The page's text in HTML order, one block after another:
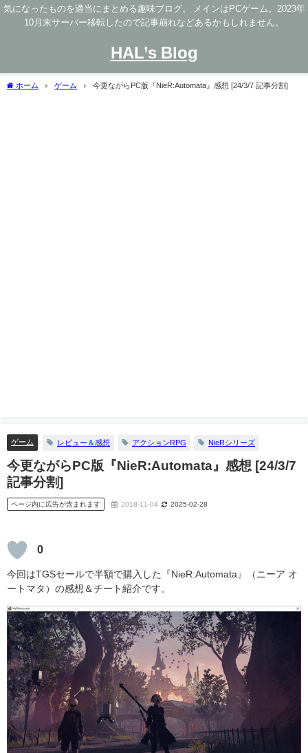
気になったものを適当にまとめる趣味ブログ。 メインはPCゲーム。2023年
10月末サーバー移転したので記事崩れなどあるかもしれません。
HAL’s Blog
ホーム ゲーム 今更ながらPC版『NieR:Automata』感想 [24/3/7 記事分割]
ゲーム レビュー＆感想 アクションRPG NieRシリーズ
今更ながらPC版『NieR:Automata』感想 [24/3/7
記事分割]
ページ内に広告が含まれます 2018-11-04 2025-02-28
0
今回はTGSセールで半額で購入した『NieR:Automata』（ニーア オ
ートマタ）の感想＆チート紹介です。